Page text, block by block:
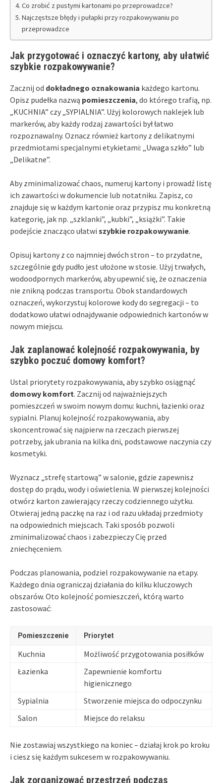
Co zrobić z pustymi kartonami po przeprowadzce?
Najczęstsze błędy i pułapki przy rozpakowywaniu po
przeprowadzce
Jak przygotować i oznaczyć kartony, aby ułatwić
szybkie rozpakowywanie?
Zacznij od dokładnego oznakowania każdego kartonu.
Opisz pudełka nazwą pomieszczenia, do którego trafią, np.
„KUCHNIA” czy „SYPIALNIA”. Użyj kolorowych naklejek lub
markerów, aby każdy rodzaj zawartości był łatwo
rozpoznawalny. Oznacz również kartony z delikatnymi
przedmiotami specjalnymi etykietami: „Uwaga szkło” lub
„Delikatne”.
Aby zminimalizować chaos, numeruj kartony i prowadź listę
ich zawartości w dokumencie lub notatniku. Zapisz, co
znajduje się w każdym kartonie oraz przypisz mu konkretną
kategorię, jak np. „szklanki”, „kubki”, „książki”. Takie
podejście znacząco ułatwi szybkie rozpakowywanie.
Opisuj kartony z co najmniej dwóch stron – to przydatne,
szczególnie gdy pudło jest ułożone w stosie. Użyj trwałych,
wodoodpornych markerów, aby upewnić się, że oznaczenia
nie znikną podczas transportu. Obok standardowych
oznaczeń, wykorzystuj kolorowe kody do segregacji – to
dodatkowo ułatwi odnajdywanie odpowiednich kartonów w
nowym miejscu.
Jak zaplanować kolejność rozpakowywania, by
szybko poczuć domowy komfort?
Ustal priorytety rozpakowywania, aby szybko osiągnąć
domowy komfort. Zacznij od najważniejszych
pomieszczeń w swoim nowym domu: kuchni, łazienki oraz
sypialni. Planuj kolejność rozpakowywania, aby
skoncentrować się najpierw na rzeczach pierwszej
potrzeby, jak ubrania na kilka dni, podstawowe naczynia czy
kosmetyki.
Wyznacz „strefę startową” w salonie, gdzie zapewnisz
dostęp do prądu, wody i oświetlenia. W pierwszej kolejności
otwórz karton zawierający rzeczy codziennego użytku.
Otwieraj jedną paczkę na raz i od razu układaj przedmioty
na odpowiednich miejscach. Taki sposób pozwoli
zminimalizować chaos i zabezpieczy Cię przed
zniechęceniem.
Podczas planowania, podziel rozpakowywanie na etapy.
Każdego dnia ograniczaj działania do kilku kluczowych
obszarów. Oto kolejność pomieszczeń, którą warto
zastosować:
Pomieszczenie Priorytet
Kuchnia
Możliwość przygotowania posiłków
Łazienka
Zapewnienie komfortu
higienicznego
Sypialnia
Stworzenie miejsca do odpoczynku
Salon
Miejsce do relaksu
Nie zostawiaj wszystkiego na koniec – działaj krok po kroku
i ciesz się każdym sukcesem w rozpakowywaniu.
Jak zorganizować przestrzeń podczas